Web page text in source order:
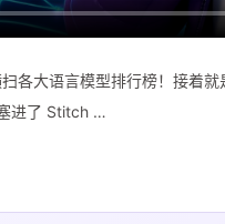
各大语言模型排行榜！接着
进了 Stitch …